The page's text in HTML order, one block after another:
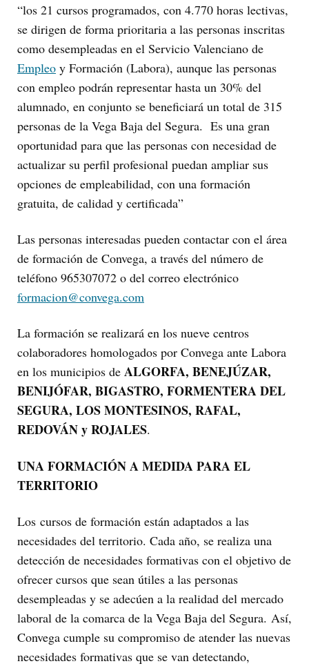
“los 21 cursos programados, con 4.770 horas lectivas,
se dirigen de forma prioritaria a las personas inscritas
como desempleadas en el Servicio Valenciano de
Empleo y Formación (Labora), aunque las personas
con empleo podrán representar hasta un 30% del
alumnado, en conjunto se beneficiará un total de 315
personas de la Vega Baja del Segura. Es una gran
oportunidad para que las personas con necesidad de
actualizar su perfil profesional puedan ampliar sus
opciones de empleabilidad, con una formación
gratuita, de calidad y certificada”
Las personas interesadas pueden contactar con el área
de formación de Convega, a través del número de
teléfono 965307072 o del correo electrónico
formacion@convega.com
La formación se realizará en los nueve centros
colaboradores homologados por Convega ante Labora
en los municipios de ALGORFA, BENEJÚZAR,
BENIJÓFAR, BIGASTRO, FORMENTERA DEL
SEGURA, LOS MONTESINOS, RAFAL,
REDOVÁN y ROJALES.
UNA FORMACIÓN A MEDIDA PARA EL
TERRITORIO
Los cursos de formación están adaptados a las
necesidades del territorio. Cada año, se realiza una
detección de necesidades formativas con el objetivo de
ofrecer cursos que sean útiles a las personas
desempleadas y se adecúen a la realidad del mercado
laboral de la comarca de la Vega Baja del Segura. Así,
Convega cumple su compromiso de atender las nuevas
necesidades formativas que se van detectando,